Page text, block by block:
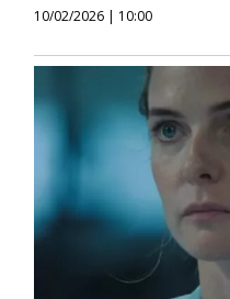
10/02/2026 | 10:00